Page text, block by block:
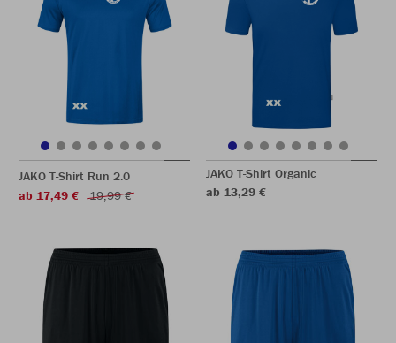
JAKO T-Shirt Run 2.0
ab 17,49 €
19,99 €
JAKO T-Shirt Organic
ab 13,29 €